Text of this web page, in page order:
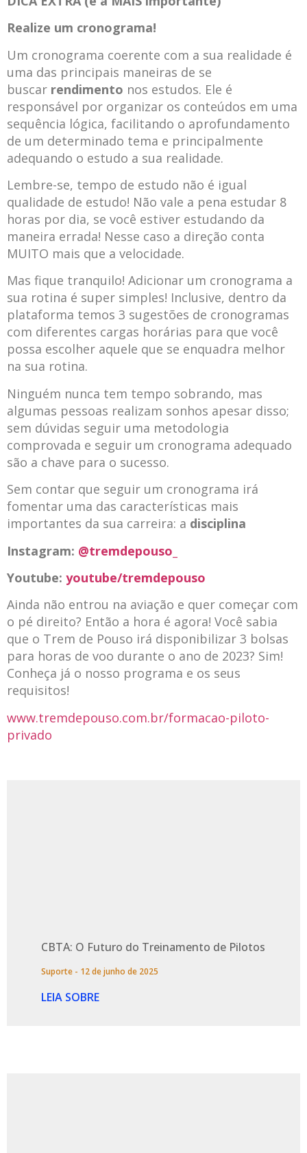
Realize um cronograma!
Um cronograma coerente com a sua realidade é
uma das principais maneiras de se
buscar rendimento nos estudos. Ele é
responsável por organizar os conteúdos em uma
sequência lógica, facilitando o aprofundamento
de um determinado tema e principalmente
adequando o estudo a sua realidade.
Lembre-se, tempo de estudo não é igual
qualidade de estudo! Não vale a pena estudar 8
horas por dia, se você estiver estudando da
maneira errada! Nesse caso a direção conta
MUITO mais que a velocidade.
Mas fique tranquilo! Adicionar um cronograma a
sua rotina é super simples! Inclusive, dentro da
plataforma temos 3 sugestões de cronogramas
com diferentes cargas horárias para que você
possa escolher aquele que se enquadra melhor
na sua rotina.
Ninguém nunca tem tempo sobrando, mas
algumas pessoas realizam sonhos apesar disso;
sem dúvidas seguir uma metodologia
comprovada e seguir um cronograma adequado
são a chave para o sucesso.
Sem contar que seguir um cronograma irá
fomentar uma das características mais
importantes da sua carreira: a disciplina
Instagram: @tremdepouso_
Youtube: youtube/tremdepouso
Ainda não entrou na aviação e quer começar com
o pé direito? Então a hora é agora! Você sabia
que o Trem de Pouso irá disponibilizar 3 bolsas
para horas de voo durante o ano de 2023? Sim!
Conheça já o nosso programa e os seus
requisitos!
www.tremdepouso.com.br/formacao-piloto-
privado
CBTA: O Futuro do Treinamento de Pilotos
Suporte 12 de junho de 2025
LEIA SOBRE